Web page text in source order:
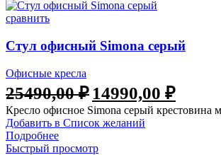
сравнить
Стул офисный Simona серый
Офисные кресла
25490,00₽ Первоначальная
цена
составляла
25490,00 ₽.
14990,00 ₽Текущая
цена:
14990,00
Кресло офисное Simona серый крестовина
Добавить в Список желаний
Подробнее
Быстрый просмотр